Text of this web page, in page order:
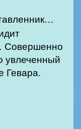
Совершенно
увлеченный
Гевара.